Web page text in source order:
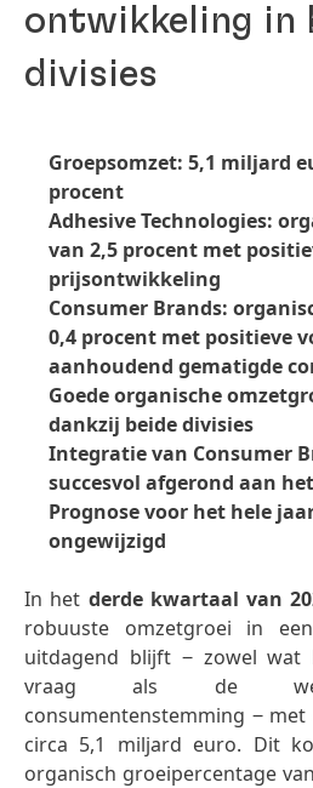
ontwikkeling in
divisies
Groepsomzet: 5,1 miljard
procent
Adhesive Technologies:
van 2,5 procent met
prijsontwikkeling
Consumer Brands:
0,4 procent met positieve
aanhoudend gematigde
Goede organische
dankzij beide divisies
Integratie van Consumer
succesvol afgerond aan
Prognose voor het hele
ongewijzigd
In het derde kwartaal van
robuuste omzetgroei in
uitdagend blijft ‒ zowel wat
vraag als de
consumentenstemming ‒
circa 5,1 miljard euro. Dit
organisch groeipercentage